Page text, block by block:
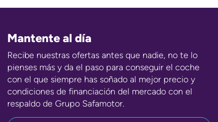
Mantente al día
Recibe nuestras ofertas antes que nadie, no te lo
pienses más y da el paso para conseguir el coche
con el que siempre has soñado al mejor precio y
condiciones de financiación del mercado con el
respaldo de Grupo Safamotor.